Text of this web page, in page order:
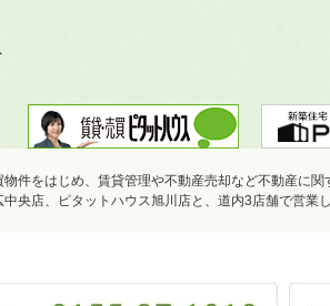
件をはじめ、賃貸管理や不動産売却など不動産に
央店、ピタットハウス旭川店と、道内3店舗で営業